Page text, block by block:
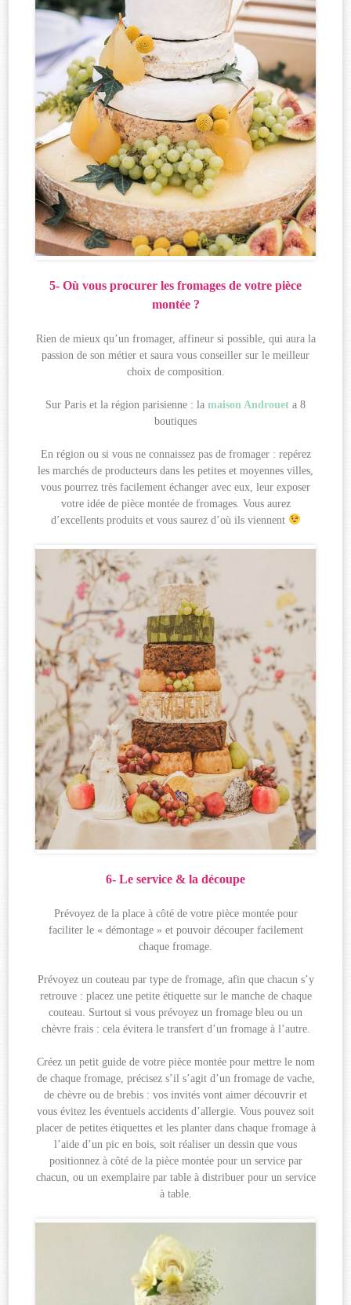
5- Où vous procurer les fromages de votre pièce
montée ?
Rien de mieux qu’un fromager, affineur si possible, qui aura la
passion de son métier et saura vous conseiller sur le meilleur
choix de composition.
Sur Paris et la région parisienne : la maison Androuet a 8
boutiques
En région ou si vous ne connaissez pas de fromager : repérez
les marchés de producteurs dans les petites et moyennes villes,
vous pourrez très facilement échanger avec eux, leur exposer
votre idée de pièce montée de fromages. Vous aurez
d’excellents produits et vous saurez d’où ils viennent
6- Le service & la découpe
Prévoyez de la place à côté de votre pièce montée pour
faciliter le « démontage » et pouvoir découper facilement
chaque fromage.
Prévoyez un couteau par type de fromage, afin que chacun s’y
retrouve : placez une petite étiquette sur le manche de chaque
couteau. Surtout si vous prévoyez un fromage bleu ou un
chèvre frais : cela évitera le transfert d’un fromage à l’autre.
Créez un petit guide de votre pièce montée pour mettre le nom
de chaque fromage, précisez s’il s’agit d’un fromage de vache,
de chèvre ou de brebis : vos invités vont aimer découvrir et
vous évitez les éventuels accidents d’allergie. Vous pouvez soit
placer de petites étiquettes et les planter dans chaque fromage à
l’aide d’un pic en bois, soit réaliser un dessin que vous
positionnez à côté de la pièce montée pour un service par
chacun, ou un exemplaire par table à distribuer pour un service
à table.